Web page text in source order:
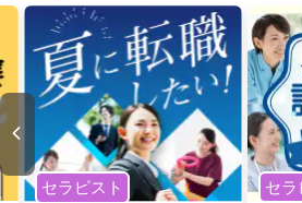
セラピスト セラ